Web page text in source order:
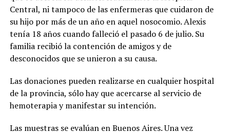
Central, ni tampoco de las enfermeras que cuidaron de
su hijo por más de un año en aquel nosocomio. Alexis
tenía 18 años cuando falleció el pasado 6 de julio. Su
familia recibió la contención de amigos y de
desconocidos que se unieron a su causa.
Las donaciones pueden realizarse en cualquier hospital
de la provincia, sólo hay que acercarse al servicio de
hemoterapia y manifestar su intención.
Las muestras se evalúan en Buenos Aires. Una vez